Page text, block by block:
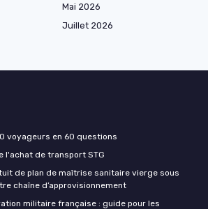
Mai 2026
Juillet 2026
voyageurs en 60 questions
l'achat de transport STG
de plan de maîtrise sanitaire vierge sous
chaîne d’approvisionnement
militaire française : guide pour les